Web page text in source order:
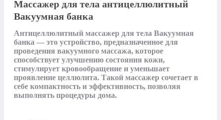
Массажер для тела антицеллюлитный
Вакуумная банка
Антицеллюлитный массажер для тела Вакуумная
банка — это устройство, предназначенное для
проведения вакуумного массажа, которое
способствует улучшению состояния кожи,
стимулирует кровообращение и уменьшает
проявление целлюлита. Такой массажер сочетает в
себе компактность и эффективность, позволяя
выполнять процедуры дома.